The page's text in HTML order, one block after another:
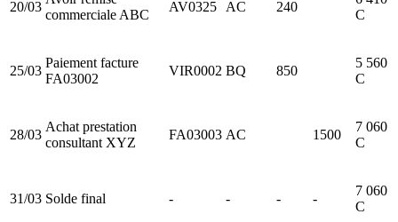
20/03
commerciale ABC
AV0325 AC 240
C
25/03
Paiement facture
FA03002
VIR0002 BQ 850
5 560
C
28/03
Achat prestation
consultant XYZ
FA03003 AC 1500
7 060
C
31/03 Solde final - - - -
7 060
C